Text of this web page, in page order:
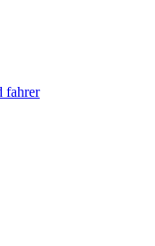
fahrer